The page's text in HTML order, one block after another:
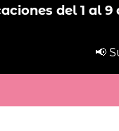
del 1 al 9
📢